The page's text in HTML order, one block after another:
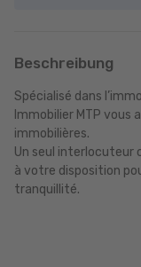
Beschreibung
Spécialisé dans
Immobilier MTP
immobilières.
Un seul interlocuteur
à votre disposition
tranquillité.